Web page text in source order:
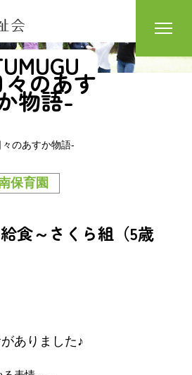
のあす
物語-
のあすか物語-
保育園
食～さくら組（5歳
ありました♪